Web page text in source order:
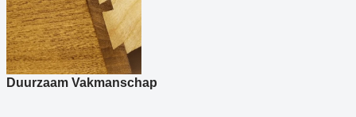
Duurzaam Vakmanschap